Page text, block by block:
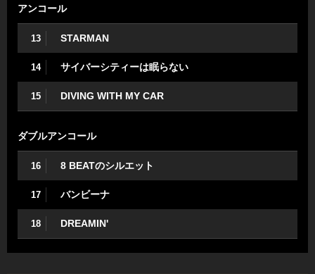
アンコール
13 STARMAN
14 サイバーシティーは眠らない
15 DIVING WITH MY CAR
ダブルアンコール
16 8 BEATのシルエット
17 バンビーナ
18 DREAMIN'